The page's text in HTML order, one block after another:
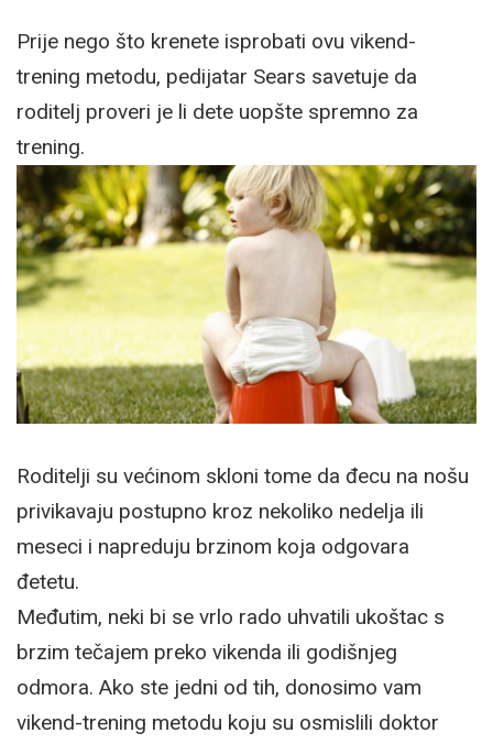
Prije nego što krenete isprobati ovu vikend-
trening metodu, pedijatar Sears savetuje da
roditelj proveri je li dete uopšte spremno za
trening.
Roditelji su većinom skloni tome da đecu na nošu
privikavaju postupno kroz nekoliko nedelja ili
meseci i napreduju brzinom koja odgovara
đetetu.
Međutim, neki bi se vrlo rado uhvatili ukoštac s
brzim tečajem preko vikenda ili godišnjeg
odmora. Ako ste jedni od tih, donosimo vam
vikend-trening metodu koju su osmislili doktor